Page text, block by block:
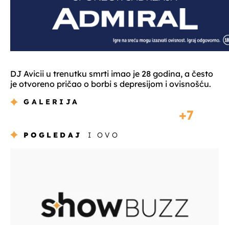
DJ Avicii u trenutku smrti imao je 28 godina, a često
je otvoreno pričao o borbi s depresijom i ovisnošću.
GALERIJA
7
POGLEDAJ I OVO